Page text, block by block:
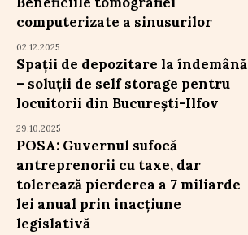
computerizate a sinusurilor
02.12.2025
Spații de depozitare la îndemână
– soluții de self storage pentru
locuitorii din București-Ilfov
29.10.2025
POSA: Guvernul sufocă
antreprenorii cu taxe, dar
tolerează pierderea a 7 miliarde
lei anual prin inacțiune
legislativă